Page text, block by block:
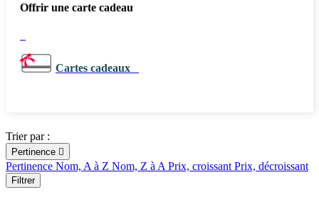
Offrir une carte cadeau
Cartes cadeaux
Trier par :
Pertinence 
Pertinence Nom, A à Z Nom, Z à A Prix, croissant Prix, décroissant
Filtrer